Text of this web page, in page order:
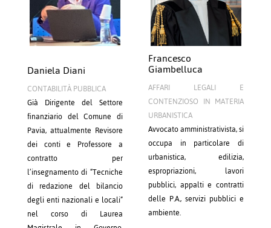
Daniela Diani
CONTABILITÀ PUBBLICA
Già Dirigente del Settore
finanziario del Comune di
Pavia, attualmente Revisore
dei conti e Professore a
contratto per
l’insegnamento di “Tecniche
di redazione del bilancio
degli enti nazionali e locali”
nel corso di Laurea
Francesco
Giambelluca
AFFARI LEGALI E
CONTENZIOSO IN MATERIA
URBANISTICA
Avvocato amministrativista, si
occupa in particolare di
urbanistica, edilizia,
espropriazioni, lavori
pubblici, appalti e contratti
delle P.A., servizi pubblici e
ambiente.